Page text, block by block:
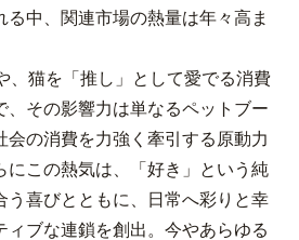
舗限定）
アリング（店舗限定）
シェアリング（店舗限定）
エクボクローク」（店舗限定）
る中、関連市場の熱量は年々高ま
猫を「推し」として愛でる消費
、その影響力は単なるペットブー
会の消費を力強く牽引する原動力
にこの熱気は、「好き」という純
う喜びとともに、日常へ彩りと幸
ィブな連鎖を創出。今やあらゆる